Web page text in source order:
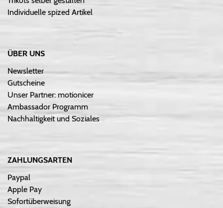
Individuelle spized Artikel
ÜBER UNS
Newsletter
Gutscheine
Unser Partner: motionicer
Ambassador Programm
Nachhaltigkeit und Soziales
ZAHLUNGSARTEN
Paypal
Apple Pay
Sofortüberweisung